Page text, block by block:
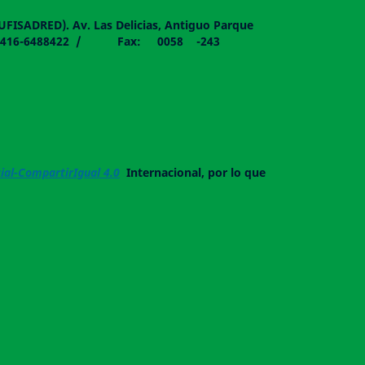
Av. Las Delicias, Antiguo Parque
- 0416-6488422 / Fax: 0058 -243
CompartirIgual 4.0 Internacional, por lo que